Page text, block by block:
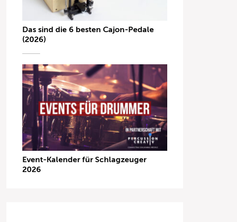
Das sind die 6 besten Cajon-Pedale
(2026)
Event-Kalender für Schlagzeuger
2026